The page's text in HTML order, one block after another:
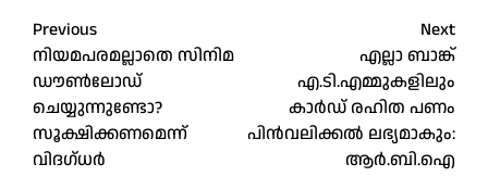
Post
navigation
Previous
നിയമപരമല്ലാതെ സിനിമ
ഡൗണ്‍ലോഡ്
ചെയ്യുന്നുണ്ടോ?
സൂക്ഷിക്കണമെന്ന്
വിദഗ്ധര്‍
Next
എല്ലാ ബാങ്ക്
എ.ടി.എമ്മുകളിലും
കാര്‍ഡ് രഹിത പണം
പിന്‍വലിക്കല്‍ ലഭ്യമാകും:
ആര്‍.ബി.ഐ